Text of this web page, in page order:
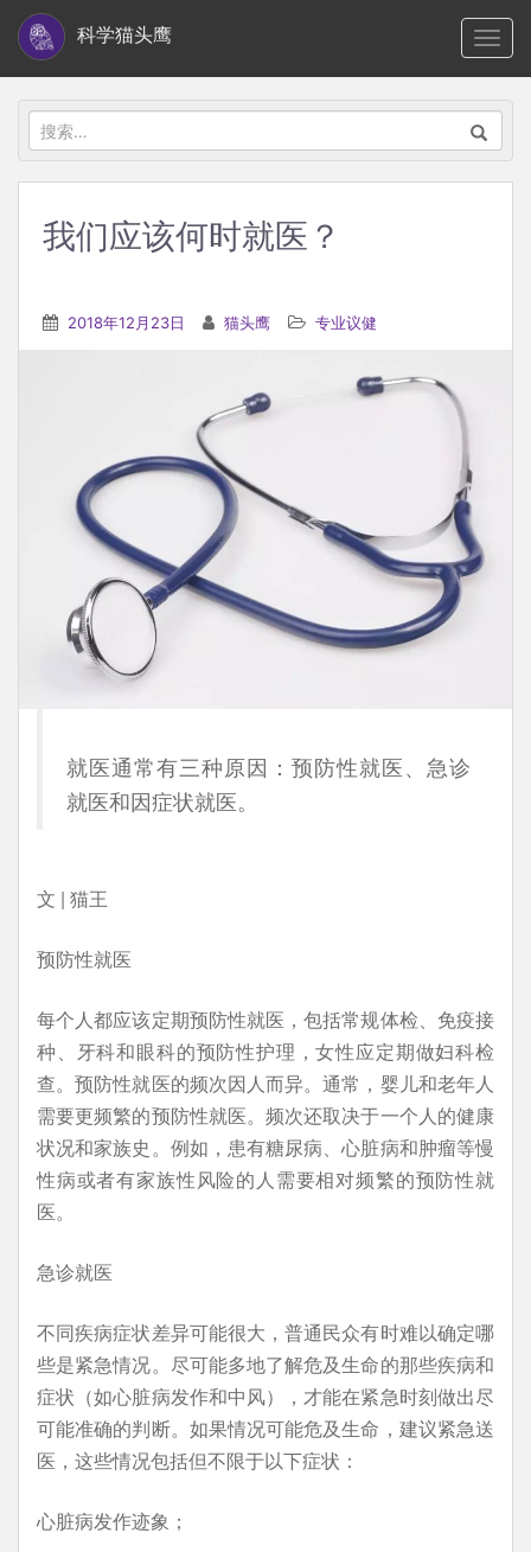
i
科学猫头鹰
搜
索：
我们应该何时就医？
2018年12月23日 猫头鹰 专业议健
就医通常有三种原因：预防性就医、急诊
就医和因症状就医。
文 | 猫王
预防性就医
每个人都应该定期预防性就医，包括常规体检、免疫接
种、牙科和眼科的预防性护理，女性应定期做妇科检
查。预防性就医的频次因人而异。通常，婴儿和老年人
需要更频繁的预防性就医。频次还取决于一个人的健康
状况和家族史。例如，患有糖尿病、心脏病和肿瘤等慢
性病或者有家族性风险的人需要相对频繁的预防性就
医。
急诊就医
不同疾病症状差异可能很大，普通民众有时难以确定哪
些是紧急情况。尽可能多地了解危及生命的那些疾病和
症状（如心脏病发作和中风），才能在紧急时刻做出尽
可能准确的判断。如果情况可能危及生命，建议紧急送
医，这些情况包括但不限于以下症状：
心脏病发作迹象；